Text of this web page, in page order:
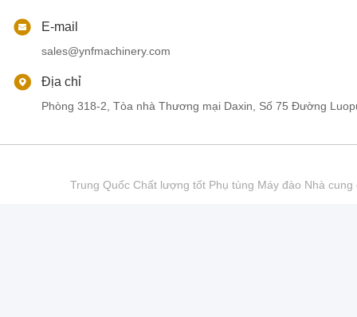
E-mail
sales@ynfmachinery.com
Địa chỉ
Phòng 318-2, Tòa nhà Thương mại Daxin, Số 75 Đường
Trung Quốc Chất lượng tốt Phụ tùng Máy đào Nhà